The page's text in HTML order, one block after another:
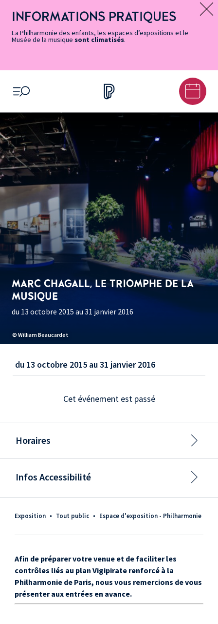
page
Accessibilité
accès
rapides
principal
contenu
principal
page
Message d’information
INFORMATIONS PRATIQUES
La Philharmonie des enfants, les espaces d’expositions et le
Musée de la musique sont climatisés.
OUVRIR LE MENU
© William Beaucardet
MARC CHAGALL, LE TRIOMPHE DE LA
MUSIQUE
du 13 octobre 2015 au 31 janvier 2016
Exposition • tout public • Espace d'exposition - Philharmonie
Afin de préparer votre venue et de faciliter les
contrôles liés au plan Vigipirate renforcé à la
Philharmonie de Paris, nous vous remercions de vous
présenter aux entrées en avance.
du 13 octobre 2015 au 31 janvier 2016
Cet événement est passé
Horaires
Infos Accessibilité